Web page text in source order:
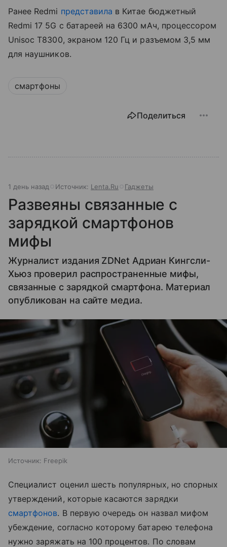
Ранее Redmi представила в Китае бюджетный
Redmi 17 5G с батареей на 6300 мАч, процессором
Unisoc T8300, экраном 120 Гц и разъемом 3,5 мм
для наушников.
смартфоны
Поделиться
1 день назад Источник: Lenta.Ru Гаджеты
Развеяны связанные с
зарядкой смартфонов
мифы
Журналист издания ZDNet Адриан Кингсли-
Хьюз проверил распространенные мифы,
связанные с зарядкой смартфона. Материал
опубликован на сайте медиа.
Источник: Freepik
Специалист оценил шесть популярных, но спорных
утверждений, которые касаются зарядки
смартфонов. В первую очередь он назвал мифом
убеждение, согласно которому батарею телефона
нужно заряжать на 100 процентов. По словам